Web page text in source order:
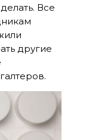
Все
другие